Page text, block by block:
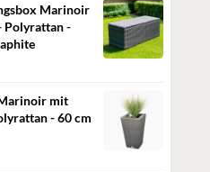
Marinoir
Polyrattan -
mit
- 60 cm